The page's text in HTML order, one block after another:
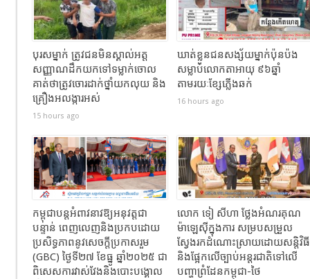
បុរសម្នាក់ ត្រូវជនមិនស្គាល់អត្ត
សញ្ញាណដឹកយកទៅទម្លាក់ចោល
គាត់ថាត្រូវចោរដាក់ថ្នាំយកលុយ និង
គ្រឿងអលង្ការអស់
15 hours ago
ឃាត់ខ្លួនជនសង្ស័យម្នាក់ប៉ុនប៉ង
សម្លាប់លោកតាអាយុ ៩៦ឆ្នាំ
តាមរយៈខ្សែភ្លើងឆក់
16 hours ago
កម្ពុជាបន្តអំពាវនាវឱ្យអនុវត្តជា
បន្ទាន់ ពេញលេញនិងប្រកបដោយ
ប្រសិទ្ធភាពនូវសេចក្តីប្រកាសរួម
(GBC) ថ្ងៃទី២៧ ខែធ្នូ ឆ្នាំ២០២៥ ជា
ពិសេសការវាស់វែងនិងបោះបង្គោល
លោក ទៀ សីហា ថ្លែងអំណរគុណ
ម៉ាឡេស៊ីក្នុងការ សម្របសម្រួល
ស្វែងរកដំណោះស្រាយដោយសន្តិវិធី
និងផ្អែកលើច្បាប់អន្តរជាតិទៅលើ
បញ្ហាព្រំដែនកម្ពុជា-ថៃ